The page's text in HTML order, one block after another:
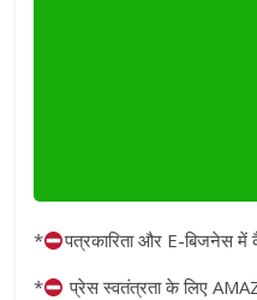
*
पत्रकारिता और E-बिजनेस में
*
प्रेस स्वतंत्रता के लिए